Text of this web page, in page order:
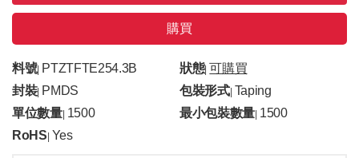
購買
料號| PTZTFTE254.3B 狀態| 可購買
封裝| PMDS 包裝形式| Taping
單位數量| 1500 最小包裝數量 1500
RoHS Yes